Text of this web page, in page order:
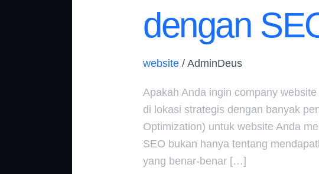
dengan
website /AdminDeus
Apakah Anda ingin company
di lokasi strategis dengan banyak
Optimization) untuk website Anda
SEO bukan hanya tentang
yang benar-benar […]